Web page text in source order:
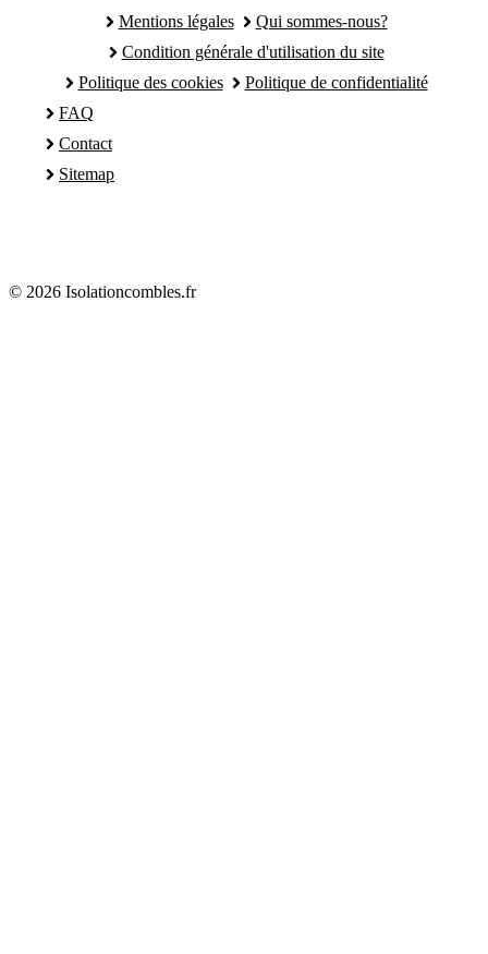
Mentions légales
Qui sommes-nous?
Condition générale d'utilisation du site
Politique des cookies
Politique de confidentialité
FAQ
Contact
Sitemap
© 2026 Isolationcombles.fr